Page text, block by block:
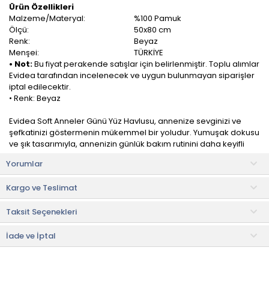
Ürün Özellikleri
Malzeme/Materyal:
%100 Pamuk
Ölçü:
50x80 cm
Renk:
Beyaz
Menşei:
TÜRKİYE
• Not:Bu fiyat perakende satışlar için belirlenmiştir. Toplu alımlar
Evidea tarafından incelenecek ve uygun bulunmayan siparişler
iptal edilecektir.
• Renk: Beyaz
Evidea Soft Anneler Günü Yüz Havlusu, annenize sevginizi ve
şefkatinizi göstermenin mükemmel bir yoludur. Yumuşak dokusu
ve şık tasarımıyla, annenizin günlük bakım rutinini daha keyifli
Yüksek kaliteli pamuklu kumaştan üretilmiştir ve cildi nazikçe
kurular. Yumuşak dokusuyla cilde zarar vermez ve rahat bir
kullanım sağlar.
Pamuklu kumaşı sayesinde suyu emme gücü yüksektir. Uzun
süre eskimeyecek kalite ve dayanıklılığa sahiptir.
Yorumlar
Kargo ve Teslimat
Taksit Seçenekleri
İade ve İptal